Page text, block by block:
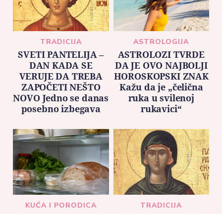
TRADICIJA
SVETI PANTELIJA –
DAN KADA SE
VERUJE DA TREBA
ZAPOČETI NEŠTO
NOVO Jedno se danas
posebno izbegava
ASTROLOGIJA
ASTROLOZI TVRDE
DA JE OVO NAJBOLJI
HOROSKOPSKI ZNAK
Kažu da je „čelična
ruka u svilenoj
rukavici“
KUĆA I PORODICA TRADICIJA